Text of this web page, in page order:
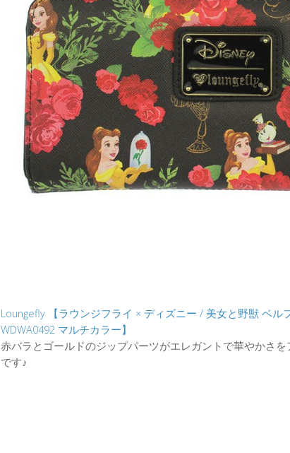
Loungefly 【ラウンジフライ × ディズニー / 美女と野獣 ベル
WDWA0492 マルチカラー】
赤バラとゴールドのジップパーツがエレガントで華やかさ
です♪